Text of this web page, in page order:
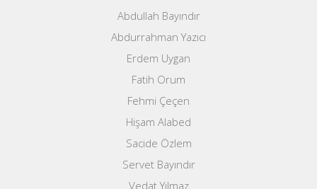
Abdullah Bayındır
Abdurrahman Yazıcı
Erdem Uygan
Fatih Orum
Fehmi Çeçen
Hişam Alabed
Sacide Özlem
Servet Bayındır
Vedat Yılmaz